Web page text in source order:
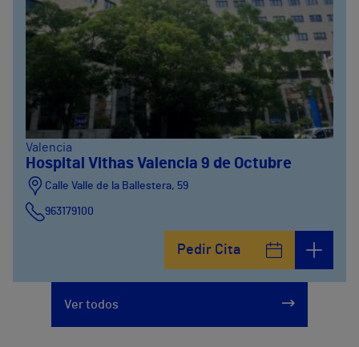
Valencia
Hospital Vithas Valencia 9 de Octubre
Calle Valle de la Ballestera, 59
963179100
Pedir Cita
Ver todos